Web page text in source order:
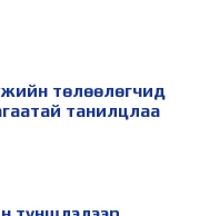
төлөөлөгчид
танилцлаа